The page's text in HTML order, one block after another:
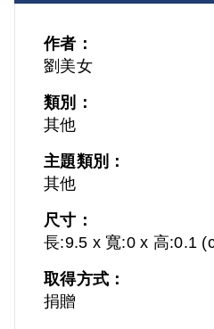
作者：
劉美女
類別：
其他
主題類別：
其他
尺寸：
長:9.5 x 寬:0 x 高:0.1
取得方式：
捐贈